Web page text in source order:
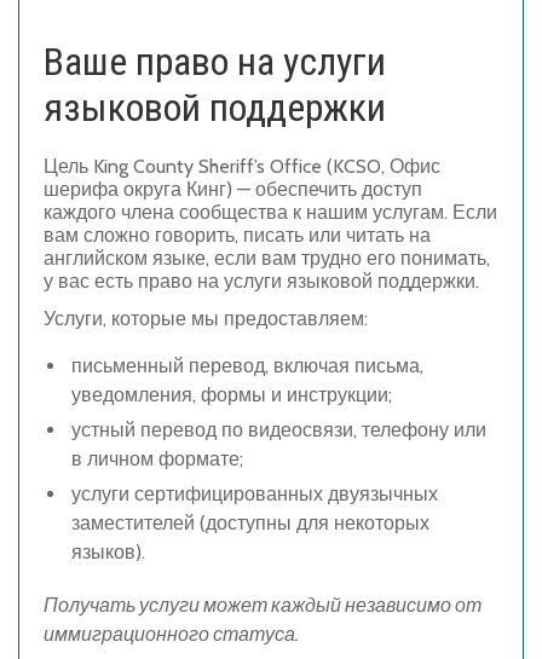
Ваше право на услуги
языковой поддержки
Цель King County Sheriff’s Office (KCSO, Офис
шерифа округа Кинг) — обеспечить доступ
каждого члена сообщества к нашим услугам. Если
вам сложно говорить, писать или читать на
английском языке, если вам трудно его понимать,
у вас есть право на услуги языковой поддержки.
Услуги, которые мы предоставляем:
письменный перевод, включая письма,
уведомления, формы и инструкции;
устный перевод по видеосвязи, телефону или
в личном формате;
услуги сертифицированных двуязычных
заместителей (доступны для некоторых
языков).
Получать услуги может каждый независимо от
иммиграционного статуса.